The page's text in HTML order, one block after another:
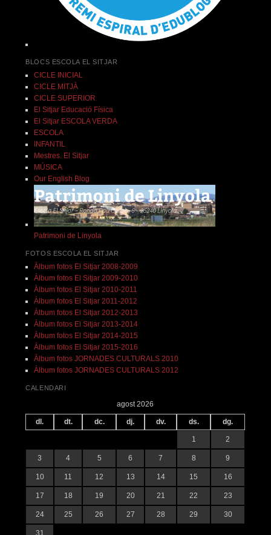
BLOCS ESCOLA EL SITJAR
CICLE INICIAL
CICLE MITJÀ
CICLE SUPERIOR
El Sitjar Educació Física
El Sitjar ESCOLA VERDA
ESCOLA
INFANTIL
Mestres. El Sitjar
MÚSICA
Our English Blog
Patrimoni de Linyola
FOTOS ESCOLA EL SITJAR
Àlbum fotos El Sitjar 2008-2009
Àlbum fotos El Sitjar 2009-2010
Àlbum fotos El Sitjar 2010-2011
Àlbum fotos El Sitjar 2011-2012
Àlbum fotos El Sitjar 2012-2013
Àlbum fotos El Sitjar 2013-2014
Àlbum fotos El Sitjar 2014-2015
Àlbum fotos El Sitjar 2015-2016
Àlbum fotos JORNADES CULTURALS 2010
Àlbum fotos JORNADES CULTURALS 2012
CALENDARI
agost 2026
dl. dt. dc. dj. dv. ds. dg.
1 2
3 4 5 6 7 8 9
10 11 12 13 14 15 16
17 18 19 20 21 22 23
24 25 26 27 28 29 30
31